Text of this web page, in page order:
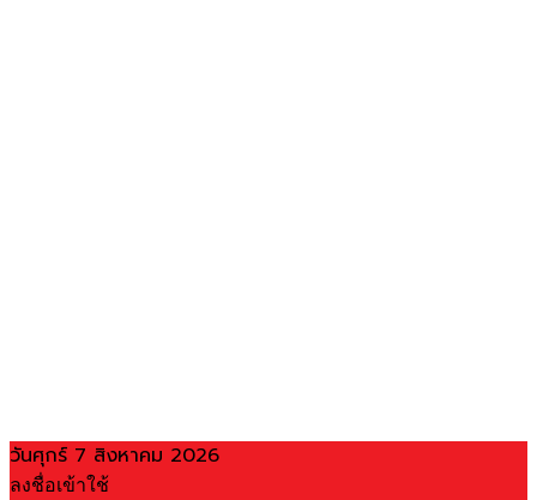
วันศุกร์ 7 สิงหาคม 2026
ลงชื่อเข้าใช้